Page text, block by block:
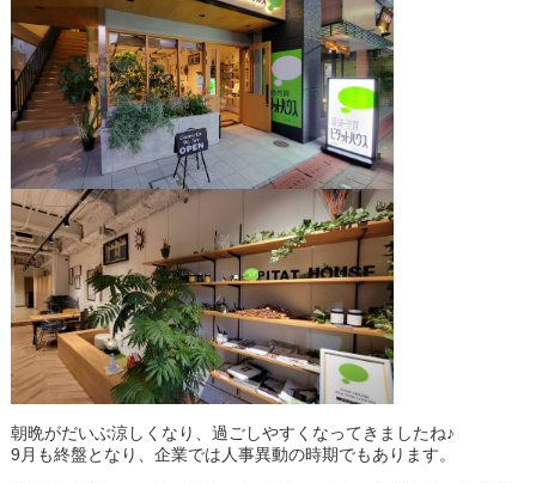
朝晩がだいぶ涼しくなり、過ごしやすくなってきましたね♪
9月も終盤となり、企業では人事異動の時期でもあります。